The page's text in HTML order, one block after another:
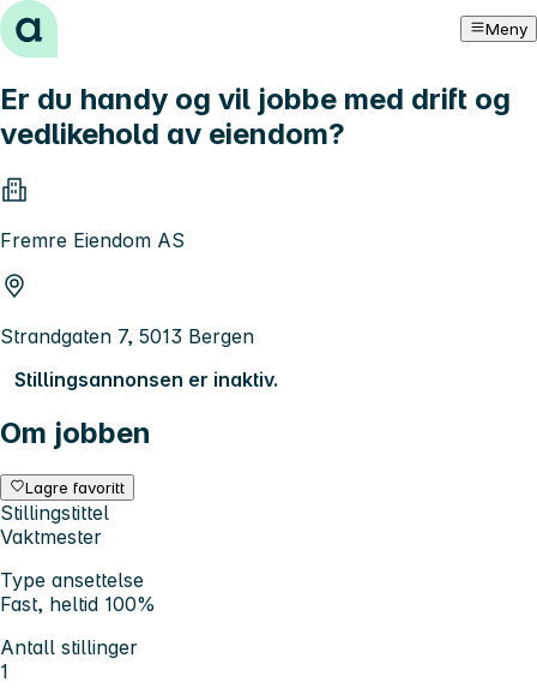
Hopp til innhold Meny
Er du handy og vil jobbe med drift og
vedlikehold av eiendom?
Fremre Eiendom AS
Strandgaten 7, 5013 Bergen
Stillingsannonsen er inaktiv.
Om jobben
Lagre favoritt
Stillingstittel
Vaktmester
Type ansettelse
Fast, heltid 100%
Antall stillinger
1